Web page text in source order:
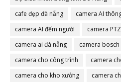
cafe đẹp đà nẵng
camera AI
camera AI đếm người
camera
camera ai đà nẵng
camera
camera cho công trình
camera
camera cho kho xưởng
camera